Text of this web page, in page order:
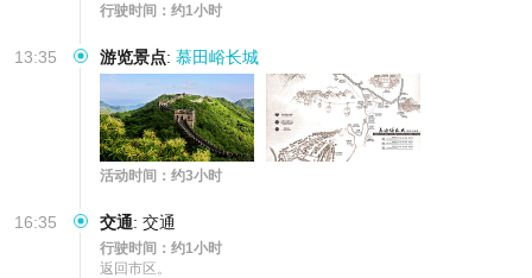
行驶时间：约1小时
13:35 游览景点: 慕田峪长城
活动时间：约3小时
16:35 交通: 交通
行驶时间：约1小时
返回市区。